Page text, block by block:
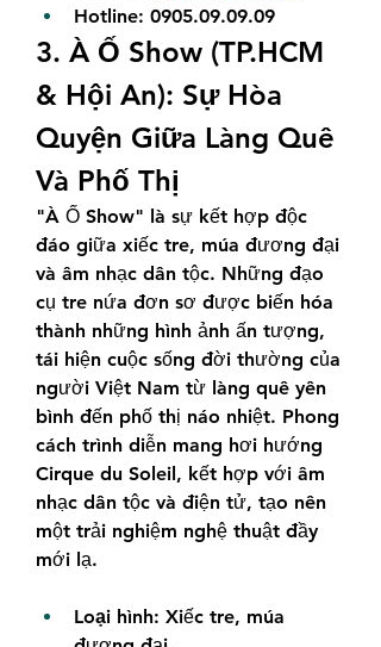
Hotline: 0905.09.09.09
3. À Ố Show (TP.HCM
& Hội An): Sự Hòa
Quyện Giữa Làng Quê
Và Phố Thị
"À Ố Show" là sự kết hợp độc
đáo giữa xiếc tre, múa đương đại
và âm nhạc dân tộc. Những đạo
cụ tre nứa đơn sơ được biến hóa
thành những hình ảnh ấn tượng,
tái hiện cuộc sống đời thường của
người Việt Nam từ làng quê yên
bình đến phố thị náo nhiệt. Phong
cách trình diễn mang hơi hướng
Cirque du Soleil, kết hợp với âm
nhạc dân tộc và điện tử, tạo nên
một trải nghiệm nghệ thuật đầy
mới lạ.
Loại hình: Xiếc tre, múa